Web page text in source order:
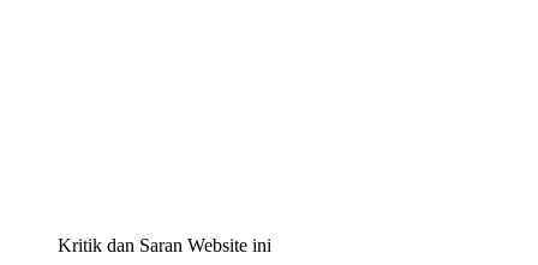
Kritik dan Saran Website ini